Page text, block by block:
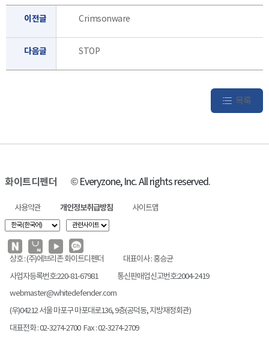
이전글 Crimsonware
다음글 STOP
목록
화이트디펜더 © Everyzone, Inc. All rights reserved.
사용약관 개인정보취급방침 사이트맵
상호 : (주)에브리존 화이트디펜더
대표이사 : 홍승균
사업자등록번호:220-81-67981
통신판매업신고번호:2004-2419
webmaster@whitedefender.com
(우)04212 서울 마포구 마포대로136, 9층(공덕동, 지방재정회관)
대표전화 : 02-3274-2700 Fax : 02-3274-2709